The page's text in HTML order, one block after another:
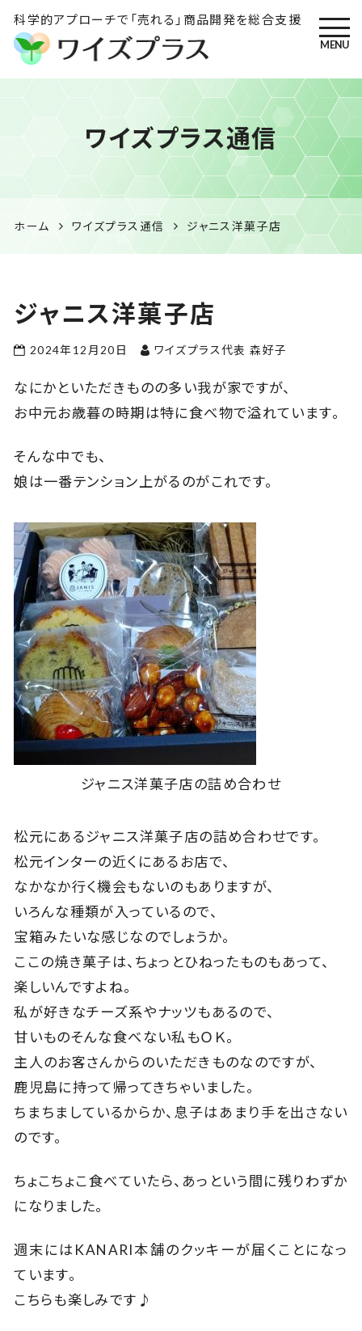
科学的アプローチで「売れる」商品開発を総合支援
ワイズプラス｜鹿児島の特産
品開発・HACCP衛生管理・食
品表示の専門コンサル
MENU
ワイズプラス通信
ホーム ワイズプラス通信 ジャニス洋菓子店
ジャニス洋菓子店
2024年12月20日 ワイズプラス代表 森好子
なにかといただきものの多い我が家ですが、
お中元お歳暮の時期は特に食べ物で溢れています。
そんな中でも、
娘は一番テンション上がるのがこれです。
ジャニス洋菓子店の詰め合わせ
松元にあるジャニス洋菓子店の詰め合わせです。
松元インターの近くにあるお店で、
なかなか行く機会もないのもありますが、
いろんな種類が入っているので、
宝箱みたいな感じなのでしょうか。
ここの焼き菓子は、ちょっとひねったものもあって、
楽しいんですよね。
私が好きなチーズ系やナッツもあるので、
甘いものそんな食べない私もＯＫ。
主人のお客さんからのいただきものなのですが、
鹿児島に持って帰ってきちゃいました。
ちまちましているからか、息子はあまり手を出さない
のです。
ちょこちょこ食べていたら、あっという間に残りわずか
になりました。
週末にはKANARI本舗のクッキーが届くことになっ
ています。
こちらも楽しみです♪